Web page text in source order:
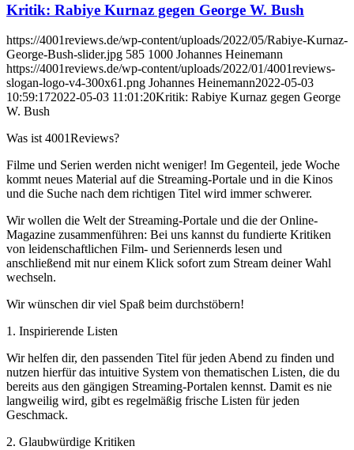
Kritik: Rabiye Kurnaz gegen George W. Bush
https://4001reviews.de/wp-content/uploads/2022/05/Rabiye-Kurnaz-
George-Bush-slider.jpg 585 1000 Johannes Heinemann
https://4001reviews.de/wp-content/uploads/2022/01/4001reviews-
slogan-logo-v4-300x61.png Johannes Heinemann2022-05-03
10:59:172022-05-03 11:01:20Kritik: Rabiye Kurnaz gegen George
W. Bush
Was ist 4001Reviews?
Filme und Serien werden nicht weniger! Im Gegenteil, jede Woche
kommt neues Material auf die Streaming-Portale und in die Kinos
und die Suche nach dem richtigen Titel wird immer schwerer.
Wir wollen die Welt der Streaming-Portale und die der Online-
Magazine zusammenführen: Bei uns kannst du fundierte Kritiken
von leidenschaftlichen Film- und Seriennerds lesen und
anschließend mit nur einem Klick sofort zum Stream deiner Wahl
wechseln.
Wir wünschen dir viel Spaß beim durchstöbern!
1. Inspirierende Listen
Wir helfen dir, den passenden Titel für jeden Abend zu finden und
nutzen hierfür das intuitive System von thematischen Listen, die du
bereits aus den gängigen Streaming-Portalen kennst. Damit es nie
langweilig wird, gibt es regelmäßig frische Listen für jeden
Geschmack.
2. Glaubwürdige Kritiken